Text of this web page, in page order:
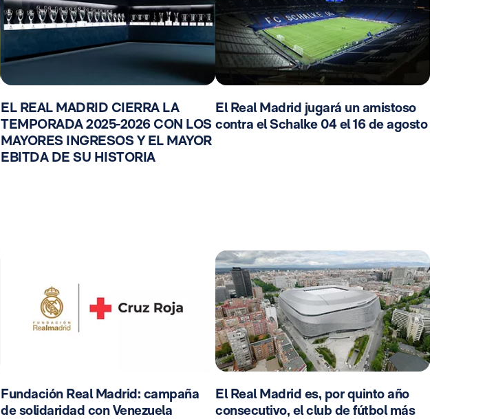
EL REAL MADRID CIERRA LA
TEMPORADA 2025-2026 CON LOS
MAYORES INGRESOS Y EL MAYOR
EBITDA DE SU HISTORIA
El Real Madrid jugará un amistoso
contra el Schalke 04 el 16 de agosto
Fundación Real Madrid: campaña
de solidaridad con Venezuela
El Real Madrid es, por quinto año
consecutivo, el club de fútbol más